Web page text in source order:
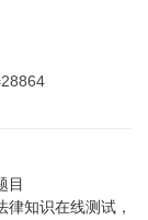
目
知识在线测试，